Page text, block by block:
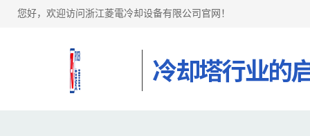
您好，欢迎访问浙江菱電冷却设备有限公司官网！